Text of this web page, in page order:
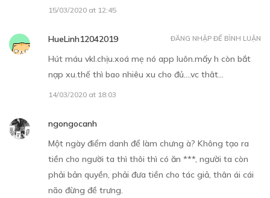
14/12/2018
30Points
15/03/2020 at 12:45
HueLinh12042019
Hút máu vkl.chịu.xoá mẹ nó app luôn.mấy h còn bắt
nạp xu.thế thì bao nhiêu xu cho đủ….vc thât…
14/03/2020 at 18:03
ĐĂNG NHẬP ĐỂ BÌNH LUẬN
ngongocanh
Một ngày điểm danh để làm chưng à? Không tạo ra
tiền cho người ta thì thôi thì có ăn ***, người ta còn
phải bản quyền, phải đưa tiền cho tác giả, thân ái cái
não đừng đề trưng.